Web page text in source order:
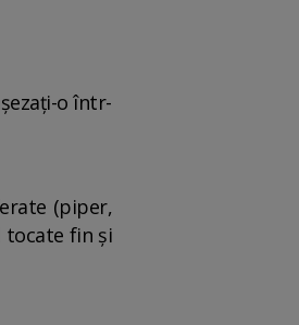
o într-
(piper,
tocate fin și